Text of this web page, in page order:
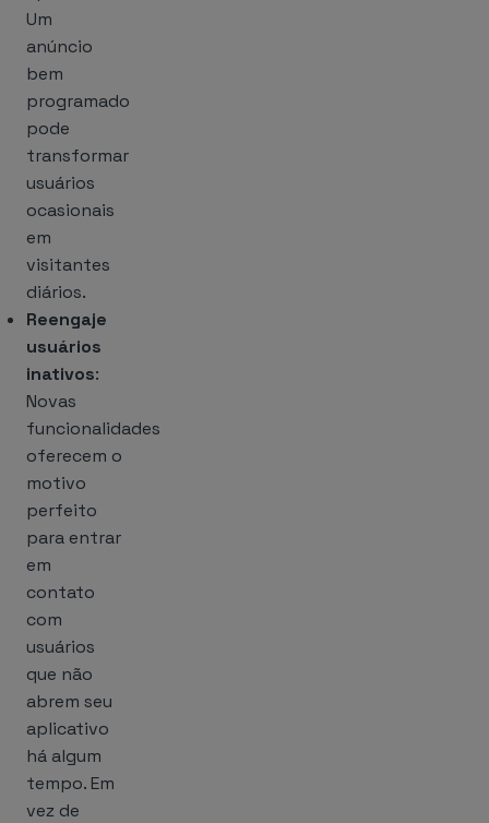
Um
anúncio
bem
programado
pode
transformar
usuários
ocasionais
em
visitantes
diários.
Reengaje
usuários
inativos:
Novas
funcionalidades
oferecem o
motivo
perfeito
para entrar
em
contato
com
usuários
que não
abrem seu
aplicativo
há algum
tempo. Em
vez de